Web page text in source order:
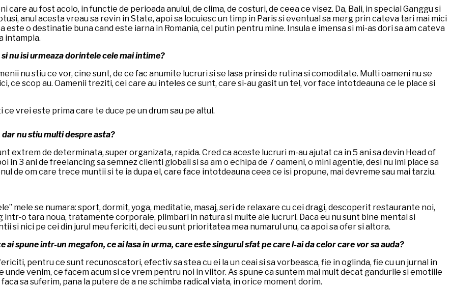
care au fost acolo, in functie de perioada anului, de clima, de costuri, de ceea ce visez. Da, Bali, in special Ganggu si
anul acesta vreau sa revin in State, apoi sa locuiesc un timp in Paris si eventual sa merg prin cateva tari mai mici
este o destinatie buna cand este iarna in Romania, cel putin pentru mine. Insula e imensa si mi-as dori sa am cateva
intampla.
nu isi urmeaza dorintele cele mai intime?
nu stiu ce vor, cine sunt, de ce fac anumite lucruri si se lasa prinsi de rutina si comoditate. Multi oameni nu se
ce scop au. Oamenii treziti, cei care au inteles ce sunt, care si-au gasit un tel, vor face intotdeauna ce le place si
vrei este prima care te duce pe un drum sau pe altul.
nu stiu multi despre asta?
extrem de determinata, super organizata, rapida. Cred ca aceste lucruri m-au ajutat ca in 5 ani sa devin Head of
in 3 ani de freelancing sa semnez clienti globali si sa am o echipa de 7 oameni, o mini agentie, desi nu imi place sa
de om care trece muntii si te ia dupa el, care face intotdeauna ceea ce isi propune, mai devreme sau mai tarziu.
mele se numara: sport, dormit, yoga, meditatie, masaj, seri de relaxare cu cei dragi, descoperit restaurante noi,
o tara noua, tratamente corporale, plimbari in natura si multe ale lucruri. Daca eu nu sunt bine mental si
si nici pe cei din jurul meu fericiti, deci eu sunt prioritatea mea numarul unu, ca apoi sa ofer si altora.
ai spune intr-un megafon, ce ai lasa in urma, care este singurul sfat pe care l-ai da celor care vor sa auda?
pentru ce sunt recunoscatori, efectiv sa stea cu ei la un ceai si sa vorbeasca, fie in oglinda, fie cu un jurnal in
unde venim, ce facem acum si ce vrem pentru noi in viitor. As spune ca suntem mai mult decat gandurile si emotiile
sa suferim, pana la putere de a ne schimba radical viata, in orice moment dorim.